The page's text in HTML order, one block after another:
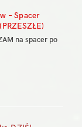
– Spacer
na spacer po